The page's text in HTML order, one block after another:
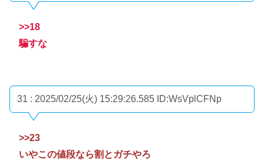
>>18
騙すな
31 : 2025/02/25(火) 15:29:26.585 ID:WsVplCFNp
>>23
いやこの値段なら割とガチやろ